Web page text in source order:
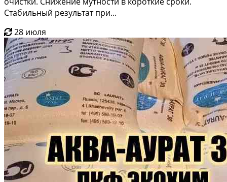
Стабильный результат при...
28 июля